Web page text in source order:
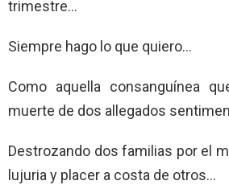
trimestre…
Siempre hago lo que quiero…
Como aquella consanguínea
muerte de dos allegados
Destrozando dos familias por el
lujuria y placer a costa de otros…